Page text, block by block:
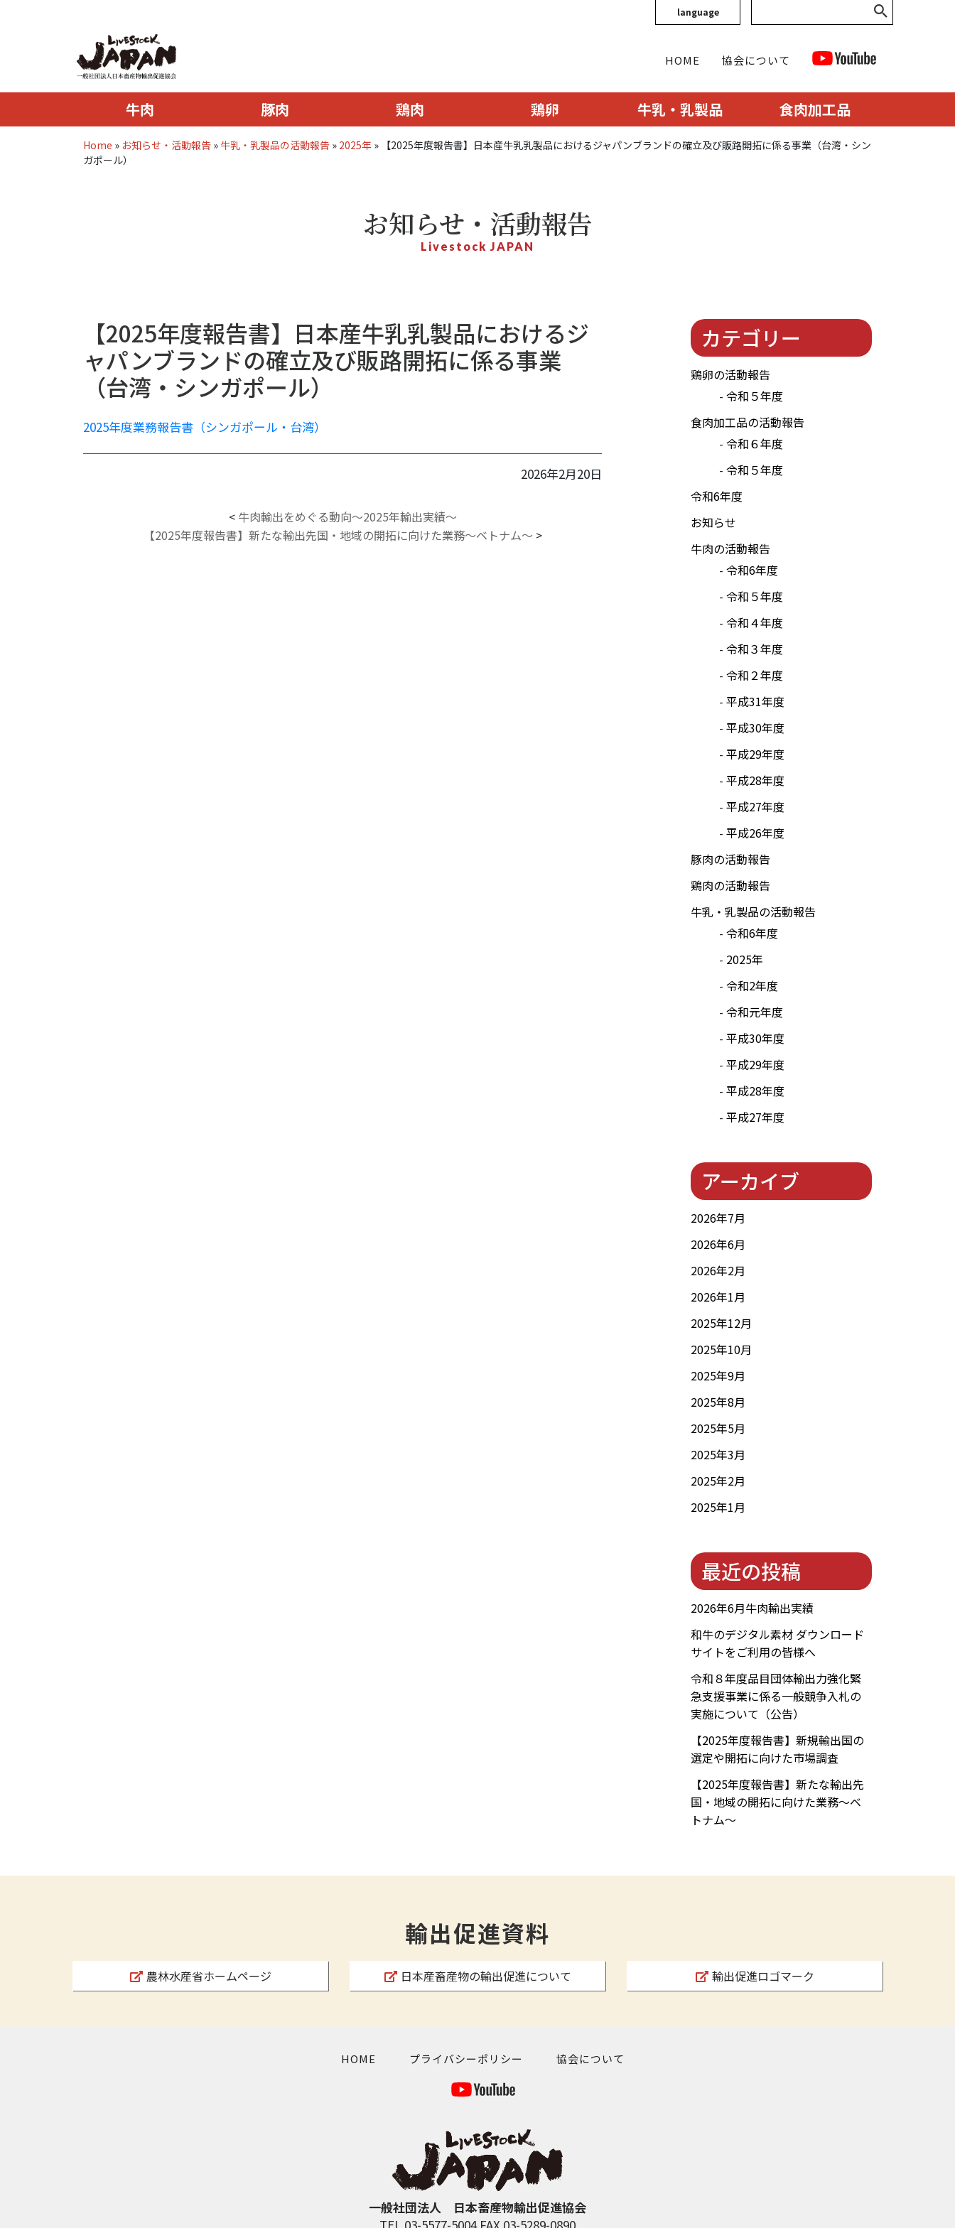
language
HOME 協会について
牛肉 豚肉 鶏肉 鶏卵 牛乳・乳製品 食肉加工品
Home » お知らせ・活動報告 » 牛乳・乳製品の活動報告 » 2025年 » 【2025年度報告書】日本産牛乳乳製品におけるジャパンブランドの確立及び販路開拓に係る事業（台湾・シン
ガポール）
お知らせ・活動報告
Livestock JAPAN
【2025年度報告書】日本産牛乳乳製品におけるジ
ャパンブランドの確立及び販路開拓に係る事業
（台湾・シンガポール）
2025年度業務報告書（シンガポール・台湾）
2026年2月20日
< 牛肉輸出をめぐる動向～2025年輸出実績～
【2025年度報告書】新たな輸出先国・地域の開拓に向けた業務～ベトナム～ >
カテゴリー
鶏卵の活動報告
令和５年度
食肉加工品の活動報告
令和６年度
令和５年度
令和6年度
お知らせ
牛肉の活動報告
令和6年度
令和５年度
令和４年度
令和３年度
令和２年度
平成31年度
平成30年度
平成29年度
平成28年度
平成27年度
平成26年度
豚肉の活動報告
鶏肉の活動報告
牛乳・乳製品の活動報告
令和6年度
2025年
令和2年度
令和元年度
平成30年度
平成29年度
平成28年度
平成27年度
アーカイブ
2026年7月
2026年6月
2026年2月
2026年1月
2025年12月
2025年10月
2025年9月
2025年8月
2025年5月
2025年3月
2025年2月
2025年1月
最近の投稿
2026年6月牛肉輸出実績
和牛のデジタル素材 ダウンロード
サイトをご利用の皆様へ
令和８年度品目団体輸出力強化緊
急支援事業に係る一般競争入札の
実施について（公告）
【2025年度報告書】新規輸出国の
選定や開拓に向けた市場調査
【2025年度報告書】新たな輸出先
国・地域の開拓に向けた業務～ベ
トナム～
輸出促進資料
農林水産省ホームページ 日本産畜産物の輸出促進について 輸出促進ロゴマーク
HOME プライバシーポリシー 協会について
一般社団法人 日本畜産物輸出促進協会